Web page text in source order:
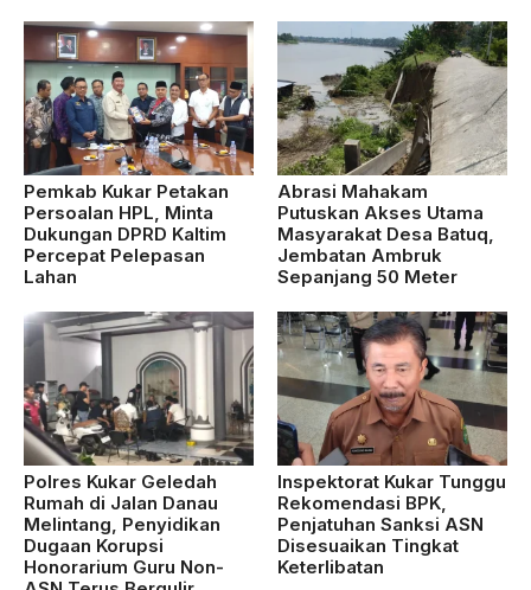
Pemkab Kukar Petakan
Persoalan HPL, Minta
Dukungan DPRD Kaltim
Percepat Pelepasan
Lahan
Abrasi Mahakam
Putuskan Akses Utama
Masyarakat Desa Batuq,
Jembatan Ambruk
Sepanjang 50 Meter
Polres Kukar Geledah
Rumah di Jalan Danau
Melintang, Penyidikan
Dugaan Korupsi
Honorarium Guru Non-
Inspektorat Kukar Tunggu
Rekomendasi BPK,
Penjatuhan Sanksi ASN
Disesuaikan Tingkat
Keterlibatan